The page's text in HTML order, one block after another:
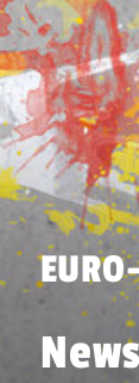
News